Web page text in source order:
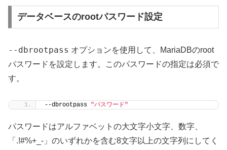
データベースのrootパスワード設定
--dbrootpass オプションを使用して、MariaDBのroot
パスワードを設定します。このパスワードの指定は必須で
す。
--dbrootpass "パスワード"
パスワードはアルファベットの大文字小文字、数字、
「.!#%+_-」のいずれかを含む8文字以上の文字列にしてく